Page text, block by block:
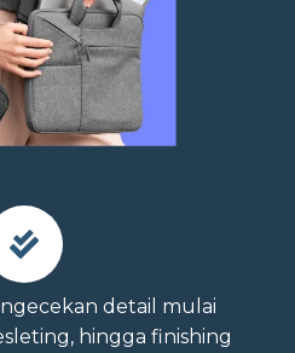
detail mulai
hingga finishing